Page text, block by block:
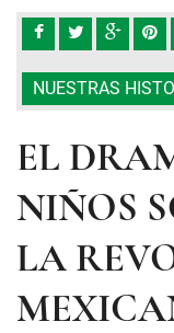
NUESTRAS
EL
NIÑOS
LA